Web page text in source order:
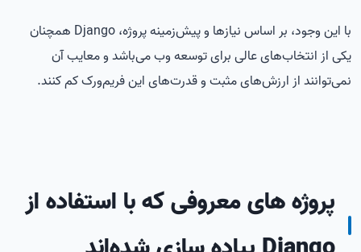
با این وجود، بر اساس نیاز‌ها و پیش‌زمینه پروژه، Django همچنان
یکی از انتخاب‌های عالی برای توسعه وب می‌باشد و معایب آن
نمی‌توانند از ارزش‌های مثبت و قدرت‌های این فریم‌ورک کم کنند.
پروژه های معروفی که با استفاده از